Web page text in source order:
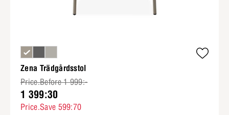
Zena Trädgårdsstol
Price.Before 1 999:-
1 399:30
Price.Save 599:70